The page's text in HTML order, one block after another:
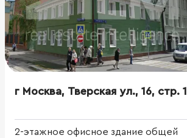
г Москва, Тверская ул., 16, стр. 1
2-этажное офисное здание общей